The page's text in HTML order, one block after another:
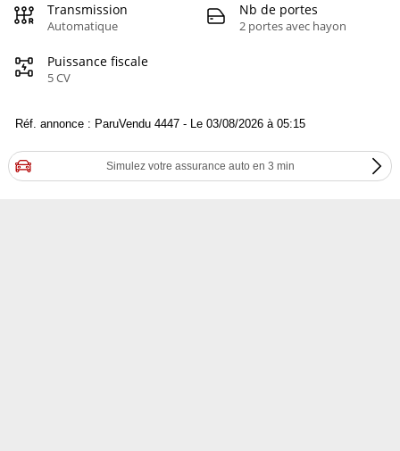
Transmission
Automatique
Nb de portes
2 portes avec hayon
Puissance fiscale
5 CV
Réf. annonce : ParuVendu 4447 - Le 03/08/2026 à 05:15
Simulez votre assurance auto en 3 min